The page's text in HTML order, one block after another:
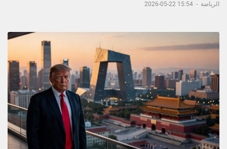
الرياضة -
15:54 22-05-2026